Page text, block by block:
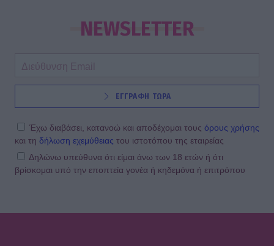
NEWSLETTER
ΕΓΓΡΑΦΗ ΤΩΡΑ
Έχω διαβάσει, κατανοώ και αποδέχομαι τους όρους χρήσης
και τη δήλωση εχεμύθειας του ιστοτόπου της εταιρείας
Δηλώνω υπεύθυνα ότι είμαι άνω των 18 ετών ή ότι
βρίσκομαι υπό την εποπτεία γονέα ή κηδεμόνα ή επιτρόπου